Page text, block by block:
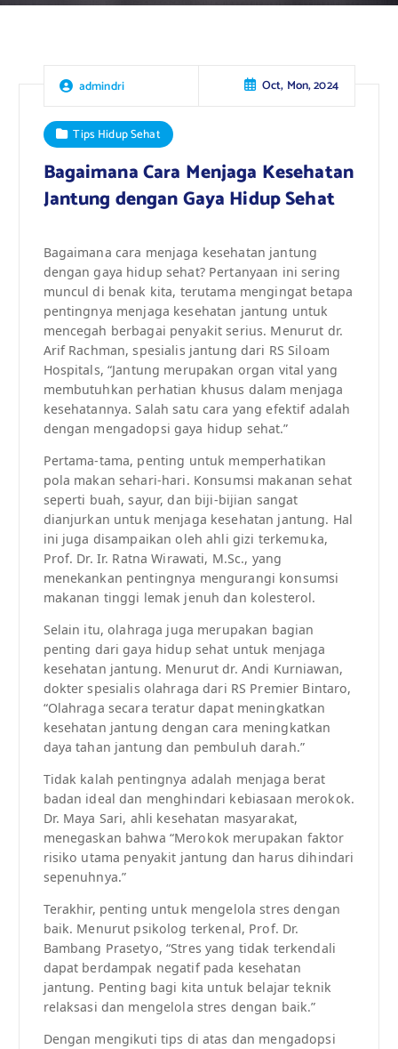
admindri Oct, Mon, 2024
Tips Hidup Sehat
Bagaimana Cara Menjaga Kesehatan
Jantung dengan Gaya Hidup Sehat
Bagaimana cara menjaga kesehatan jantung
dengan gaya hidup sehat? Pertanyaan ini sering
muncul di benak kita, terutama mengingat betapa
pentingnya menjaga kesehatan jantung untuk
mencegah berbagai penyakit serius. Menurut dr.
Arif Rachman, spesialis jantung dari RS Siloam
Hospitals, “Jantung merupakan organ vital yang
membutuhkan perhatian khusus dalam menjaga
kesehatannya. Salah satu cara yang efektif adalah
dengan mengadopsi gaya hidup sehat.”
Pertama-tama, penting untuk memperhatikan
pola makan sehari-hari. Konsumsi makanan sehat
seperti buah, sayur, dan biji-bijian sangat
dianjurkan untuk menjaga kesehatan jantung. Hal
ini juga disampaikan oleh ahli gizi terkemuka,
Prof. Dr. Ir. Ratna Wirawati, M.Sc., yang
menekankan pentingnya mengurangi konsumsi
makanan tinggi lemak jenuh dan kolesterol.
Selain itu, olahraga juga merupakan bagian
penting dari gaya hidup sehat untuk menjaga
kesehatan jantung. Menurut dr. Andi Kurniawan,
dokter spesialis olahraga dari RS Premier Bintaro,
“Olahraga secara teratur dapat meningkatkan
kesehatan jantung dengan cara meningkatkan
daya tahan jantung dan pembuluh darah.”
Tidak kalah pentingnya adalah menjaga berat
badan ideal dan menghindari kebiasaan merokok.
Dr. Maya Sari, ahli kesehatan masyarakat,
menegaskan bahwa “Merokok merupakan faktor
risiko utama penyakit jantung dan harus dihindari
sepenuhnya.”
Terakhir, penting untuk mengelola stres dengan
baik. Menurut psikolog terkenal, Prof. Dr.
Bambang Prasetyo, “Stres yang tidak terkendali
dapat berdampak negatif pada kesehatan
jantung. Penting bagi kita untuk belajar teknik
relaksasi dan mengelola stres dengan baik.”
Dengan mengikuti tips di atas dan mengadopsi